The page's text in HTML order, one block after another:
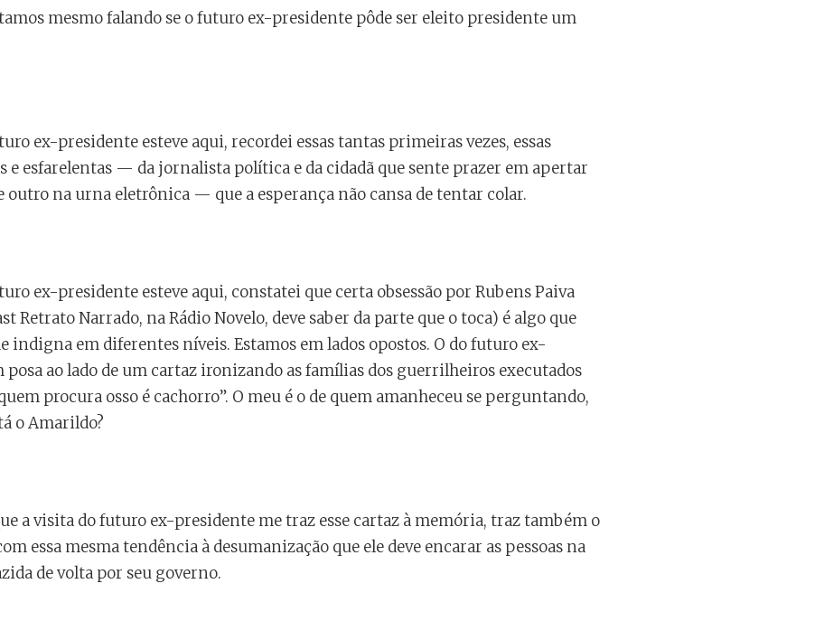
mesmo falando se o futuro ex-presidente pôde ser eleito presidente um
ex-presidente esteve aqui, recordei essas tantas primeiras vezes, essas
e esfarelentas — da jornalista política e da cidadã que sente prazer em apertar
outro na urna eletrônica — que a esperança não cansa de tentar colar.
ex-presidente esteve aqui, constatei que certa obsessão por Rubens Paiva
Retrato Narrado, na Rádio Novelo, deve saber da parte que o toca) é algo que
indigna em diferentes níveis. Estamos em lados opostos. O do futuro ex-
posa ao lado de um cartaz ironizando as famílias dos guerrilheiros executados
procura osso é cachorro”. O meu é o de quem amanheceu se perguntando,
o Amarildo?
a visita do futuro ex-presidente me traz esse cartaz à memória, traz também o
essa mesma tendência à desumanização que ele deve encarar as pessoas na
de volta por seu governo.